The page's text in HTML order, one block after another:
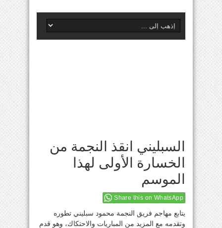
السبليني انقذ النجمة من
الخسارة الأولى لهذا
الموسم
Share this on WhatsApp
يتابع مهاجم فريق النجمة محمود سبليني تطوره
وتقدمه مع المزيد من المباريات والاحتكاك، وهو قدم